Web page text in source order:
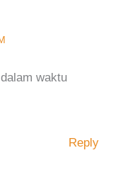
waktu
Reply